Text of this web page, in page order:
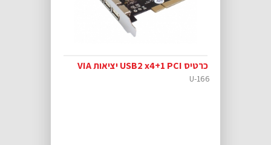
כרטיס USB2 x4+1 PCI יציאות VIA
U-166